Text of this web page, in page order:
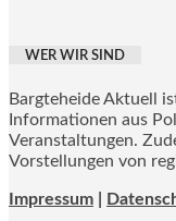
WER WIR SIND
Bargteheide Aktuell
Informationen aus
Veranstaltungen.
Vorstellungen von
Impressum